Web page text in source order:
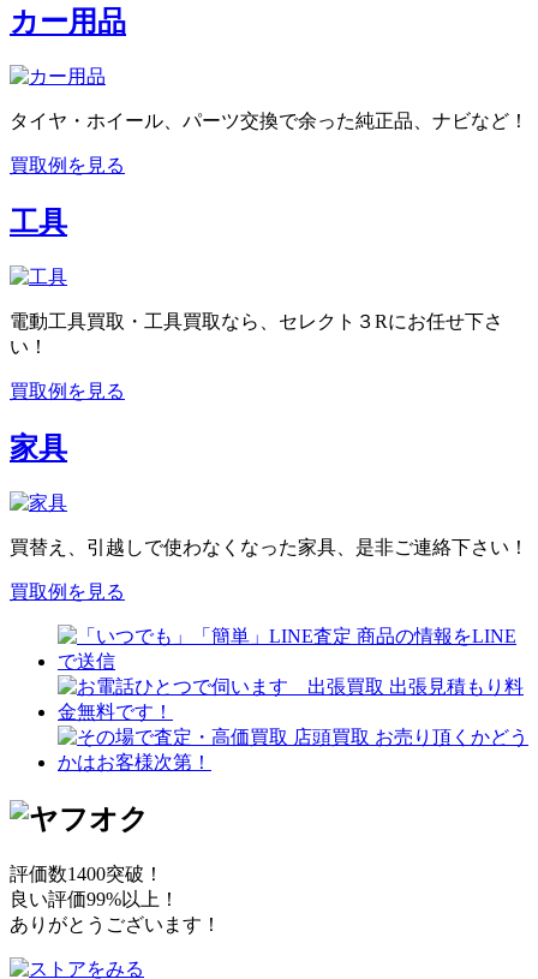
カー用品
タイヤ・ホイール、パーツ交換で余った純正品、ナビなど！
買取例を見る
工具
電動工具買取・工具買取なら、セレクト３Rにお任せ下さ
い！
買取例を見る
家具
買替え、引越しで使わなくなった家具、是非ご連絡下さい！
買取例を見る
評価数1400突破！
良い評価99%以上！
ありがとうございます！